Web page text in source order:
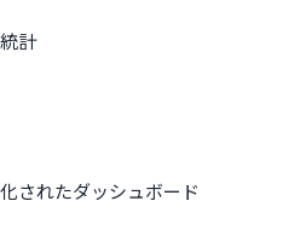
計
されたダッシュボード